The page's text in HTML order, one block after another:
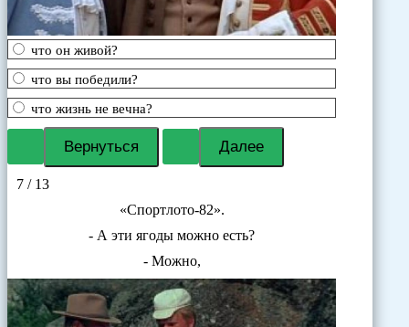
что он живой?
что вы победили?
что жизнь не вечна?
7 / 13
«Спортлото-82».
- А эти ягоды можно есть?
- Можно,